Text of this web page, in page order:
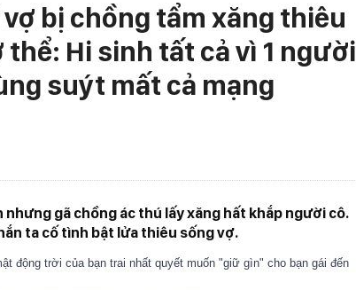
bị chồng tẩm xăng thiêu
thể: Hi sinh tất cả vì 1 người
suýt mất cả mạng
nhưng gã chồng ác thú lấy xăng hất khắp người cô.
ta cố tình bật lửa thiêu sống vợ.
động trời của bạn trai nhất quyết muốn "giữ gìn" cho bạn gái đến